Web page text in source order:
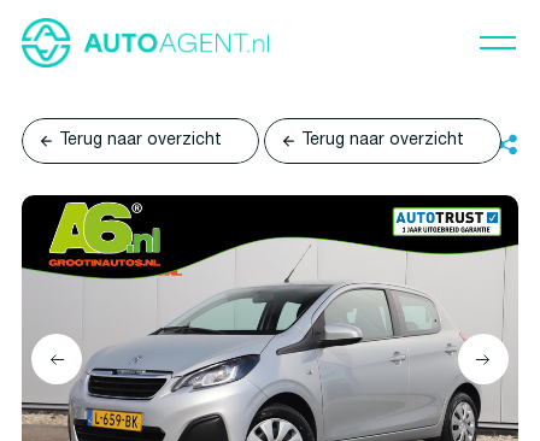
Terug naar overzicht Terug naar overzicht